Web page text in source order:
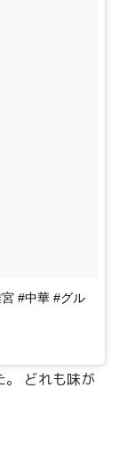
#中華 #グル
。 どれも味が